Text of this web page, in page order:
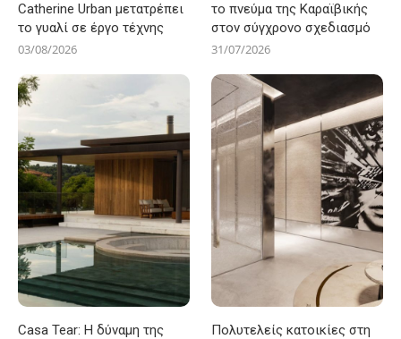
Catherine Urban μετατρέπει
το γυαλί σε έργο τέχνης
03/08/2026
το πνεύμα της Καραϊβικής
στον σύγχρονο σχεδιασμό
31/07/2026
Casa Tear: Η δύναμη της
Πολυτελείς κατοικίες στη